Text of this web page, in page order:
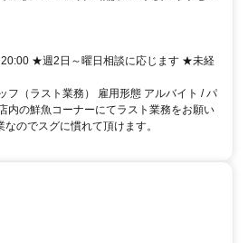
★週2日～曜日相談に応じます ★未経
フ（ラスト業務） 雇用形態 アルバイト / パ
内の鮮魚コーナーにてラスト業務をお願い
のでスグに慣れて頂けます。